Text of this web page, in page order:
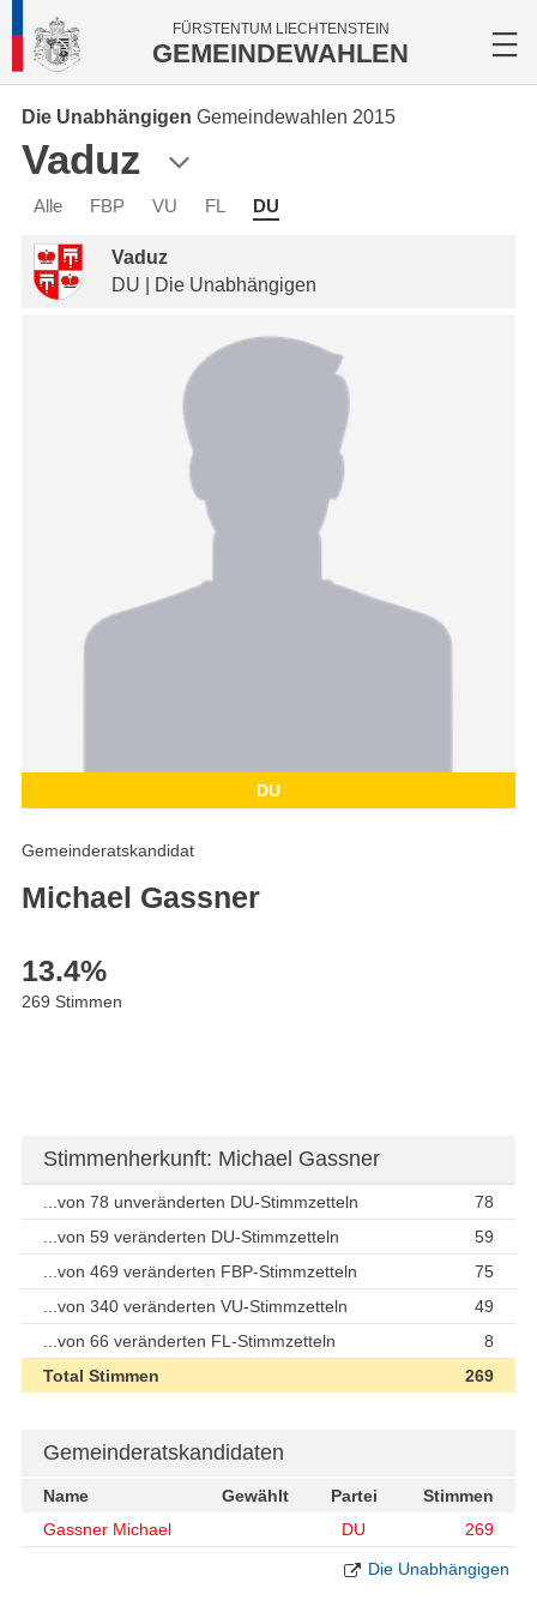
FÜRSTENTUM LIECHTENSTEIN
GEMEINDEWAHLEN
Die Unabhängigen Gemeindewahlen 2015
Vaduz
Alle FBP VU FL DU
Vaduz
DU | Die Unabhängigen
DU
Gemeinderatskandidat
Michael Gassner
13.4%
269 Stimmen
Stimmenherkunft: Michael Gassner
...von 78 unveränderten DU-Stimmzetteln
78
...von 59 veränderten DU-Stimmzetteln
59
...von 469 veränderten FBP-Stimmzetteln
75
...von 340 veränderten VU-Stimmzetteln
49
...von 66 veränderten FL-Stimmzetteln
8
Total Stimmen
269
Gemeinderatskandidaten
Name Gewählt Partei
Stimmen
Gassner Michael
DU 269
Die Unabhängigen